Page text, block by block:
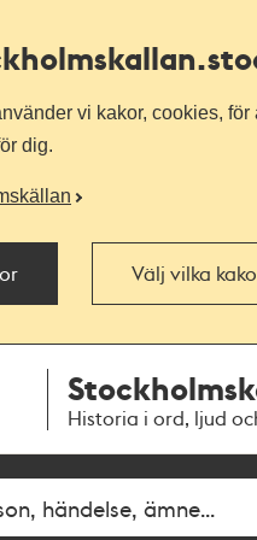
vi kakor, cookies,
dig.
Välj vilka
Historia i ord, ljud